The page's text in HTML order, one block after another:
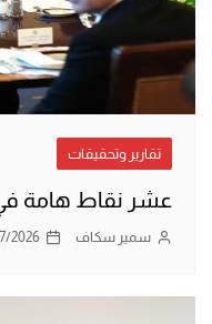
تقارير وتحقيقات
عشر نقاط هامة في
سمير سكاف 2026